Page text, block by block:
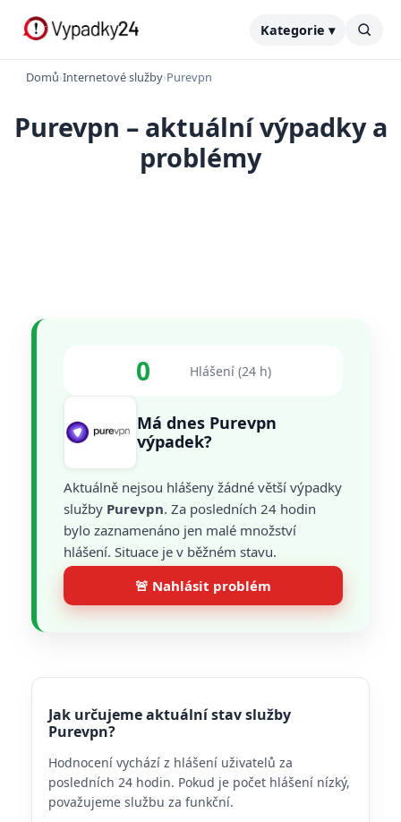
Kategorie ▾
Domů›Internetové služby›Purevpn
Purevpn – aktuální výpadky a
problémy
0 Hlášení (24 h)
Má dnes Purevpn
výpadek?
Aktuálně nejsou hlášeny žádné větší výpadky
služby Purevpn. Za posledních 24 hodin
bylo zaznamenáno jen malé množství
hlášení. Situace je v běžném stavu.
🚨 Nahlásit problém
Jak určujeme aktuální stav služby
Purevpn?
Hodnocení vychází z hlášení uživatelů za
posledních 24 hodin. Pokud je počet hlášení nízký,
považujeme službu za funkční.